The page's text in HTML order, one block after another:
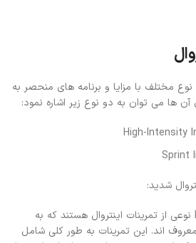
نوع مختلف با مزایا و برنامه های منحصر به
ها می توان به دو نوع زیر اشاره نمود:
High-Intensity
Sprint
شدید:
تمرینات اینتروال شدید HIIT نوعی از تمرینات اینتروال هستند که به
معروف اند. این تمرینات به طور کلی شامل